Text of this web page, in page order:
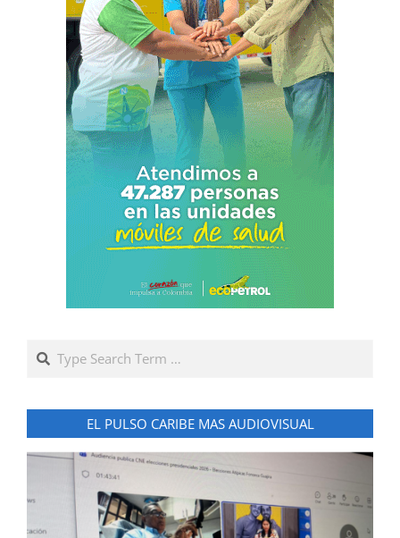
Search
EL PULSO CARIBE MAS AUDIOVISUAL